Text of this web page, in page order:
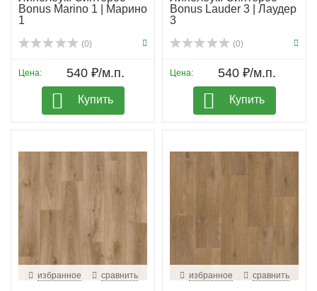
Bonus Marino 1 | Марино
1
(0)
Цена: 540 ₽/м.п.
Купить
Bonus Lauder 3 | Лаудер
3
(0)
Цена: 540 ₽/м.п.
Купить
избранное сравнить избранное сравнить